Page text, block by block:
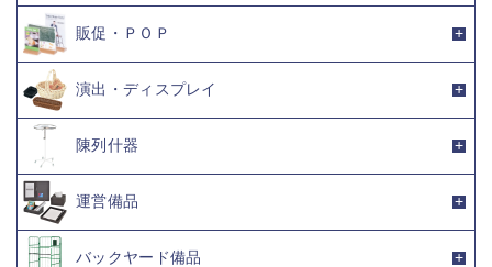
販促・ＰＯＰ
演出・ディスプレイ
陳列什器
運営備品
バックヤード備品